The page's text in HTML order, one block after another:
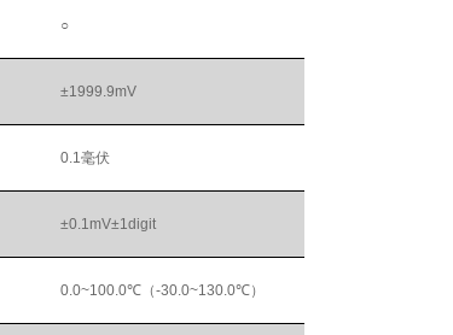
○
±1999.9mV
0.1毫伏
±0.1mV±1digit
0.0~100.0℃（-30.0~130.0℃）